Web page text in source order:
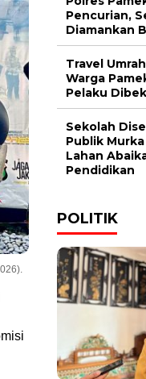
Pencurian,
Diamankan
Travel
Warga
Pelaku
Sekolah
Publik
Lahan
Pendidikan
POLITIK